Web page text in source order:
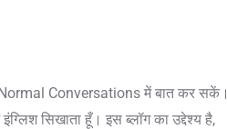
Conversations में बात कर सकें।
सिखाता हूँ। इस ब्लॉग का उद्देश्य है,